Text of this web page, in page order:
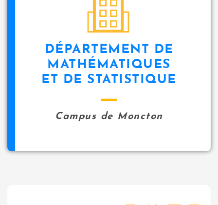
DÉPARTEMENT DE
MATHÉMATIQUES
ET DE STATISTIQUE
Campus de Moncton